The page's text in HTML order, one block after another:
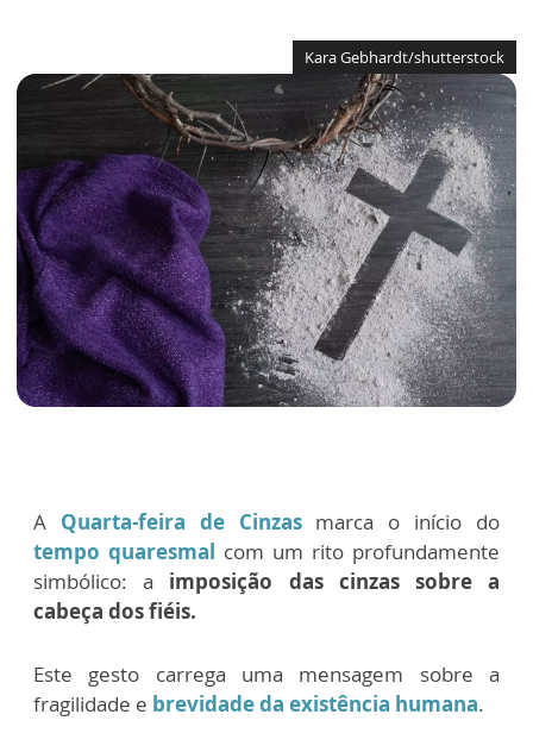
Kara Gebhardt/shutterstock
A Quarta-feira de Cinzasmarca o início do
tempo quaresmal com um rito profundamente
simbólico: a imposição das cinzas sobre a
cabeça dos fiéis.
Este gesto carrega uma mensagem sobre a
fragilidade e brevidade da existência humana.